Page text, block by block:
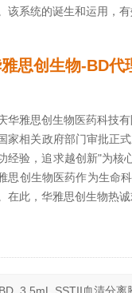
该系统的诞生和运用，
思创生物-BD代
华雅思创生物医药科技
家相关政府部门审批正
经验，追求越创新"为核
思创生物医药作为生命
在此，华雅思创生物热